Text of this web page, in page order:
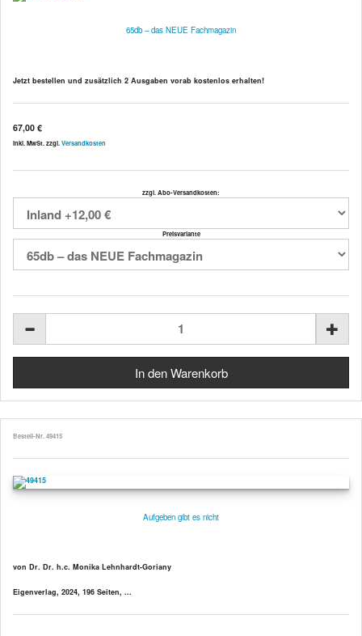
65db – das NEUE Fachmagazin
Jetzt bestellen und zusätzlich 2 Ausgaben vorab kostenlos erhalten!
67,00 €
inkl. MwSt. zzgl. Versandkosten
zzgl. Abo-Versandkosten:
Preisvariante
Bestell-Nr. 49415
Aufgeben gibt es nicht
von Dr. Dr. h.c. Monika Lehnhardt-Goriany
Eigenverlag, 2024, 196 Seiten, ...